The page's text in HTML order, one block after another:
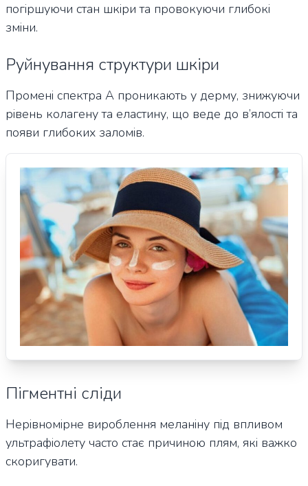
погіршуючи стан шкіри та провокуючи глибокі
зміни.
Руйнування структури шкіри
Промені спектра А проникають у дерму, знижуючи
рівень колагену та еластину, що веде до в’ялості та
появи глибоких заломів.
Пігментні сліди
Нерівномірне вироблення меланіну під впливом
ультрафіолету часто стає причиною плям, які важко
скоригувати.